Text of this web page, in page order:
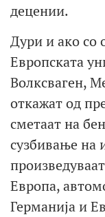
децении.
Дури и ако со
Европската
Волксваген,
откажат од
сметаат на
сузбивање на
Европа,
Германија и